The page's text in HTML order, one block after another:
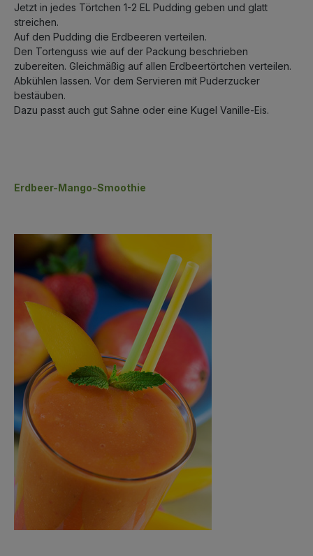
Jetzt in jedes Törtchen 1-2 EL Pudding geben und glatt
streichen.
Auf den Pudding die Erdbeeren verteilen.
Den Tortenguss wie auf der Packung beschrieben
zubereiten. Gleichmäßig auf allen Erdbeertörtchen verteilen.
Abkühlen lassen. Vor dem Servieren mit Puderzucker
bestäuben.
Dazu passt auch gut Sahne oder eine Kugel Vanille-Eis.
Erdbeer-Mango-Smoothie